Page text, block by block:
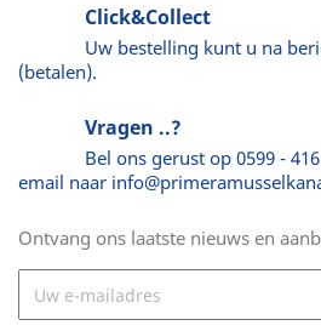
Click&Collect
Uw bestelling kunt u na
(betalen).
Vragen ..?
Bel ons gerust op 0599 -
email naar
Ontvang ons laatste nieuws en